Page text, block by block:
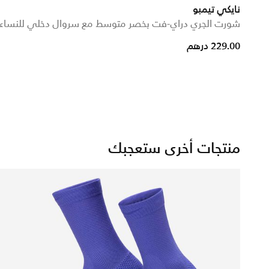
نايكي تيمبو
شورت الجري دراي-فت بخصر متوسط مع سروال دخلي للنساء
229.00 درهم
منتجات أخرى ستعجبك